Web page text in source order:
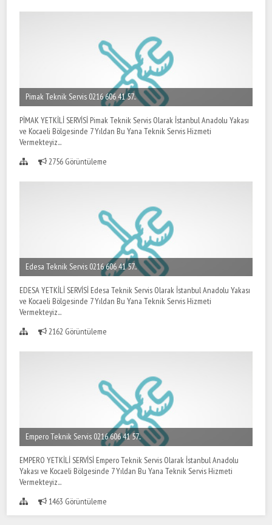
Pimak Teknik Servis 0216 606 41 57..
PİMAK YETKİLİ SERVİSİ Pimak Teknik Servis Olarak İstanbul Anadolu Yakası
ve Kocaeli Bölgesinde 7 Yıldan Bu Yana Teknik Servis Hizmeti
Vermekteyiz...
2756 Görüntüleme
Edesa Teknik Servis 0216 606 41 57..
EDESA YETKİLİ SERVİSİ Edesa Teknik Servis Olarak İstanbul Anadolu Yakası
ve Kocaeli Bölgesinde 7 Yıldan Bu Yana Teknik Servis Hizmeti
Vermekteyiz...
2162 Görüntüleme
Empero Teknik Servis 0216 606 41 57..
EMPERO YETKİLİ SERVİSİ Empero Teknik Servis Olarak İstanbul Anadolu
Yakası ve Kocaeli Bölgesinde 7 Yıldan Bu Yana Teknik Servis Hizmeti
Vermekteyiz...
1463 Görüntüleme